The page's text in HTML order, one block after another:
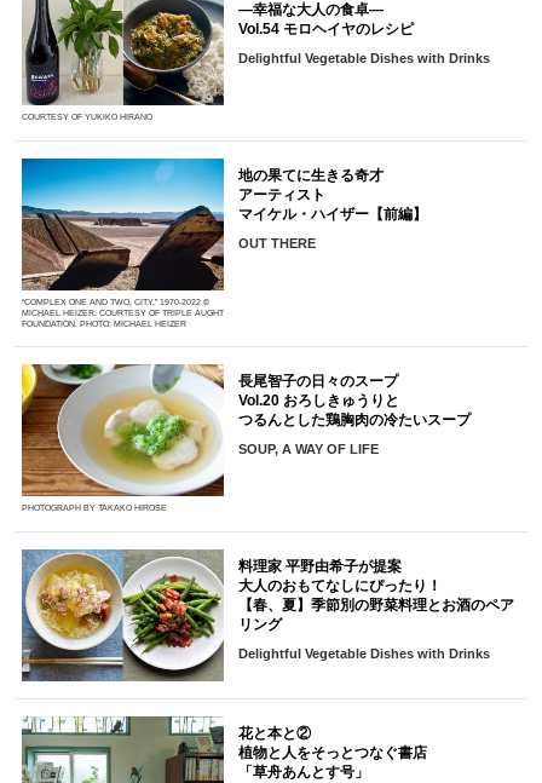
COURTESY OF YUKIKO HIRANO
―幸福な大人の食卓―
Vol.54 モロヘイヤのレシピ
Delightful Vegetable Dishes with Drinks
“COMPLEX ONE AND TWO, CITY,” 1970-2022 ©
MICHAEL HEIZER. COURTESY OF TRIPLE AUGHT
FOUNDATION. PHOTO: MICHAEL HEIZER
地の果てに生きる奇才
アーティスト
マイケル・ハイザー【前編】
OUT THERE
PHOTOGRAPH BY TAKAKO HIROSE
長尾智子の日々のスープ
Vol.20 おろしきゅうりと
つるんとした鶏胸肉の冷たいスープ
SOUP, A WAY OF LIFE
料理家 平野由希子が提案
大人のおもてなしにぴったり！
【春、夏】季節別の野菜料理とお酒のペア
リング
Delightful Vegetable Dishes with Drinks
花と本と②
植物と人をそっとつなぐ書店
「草舟あんとす号」